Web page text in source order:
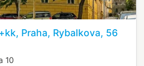
Praha, Rybalkova, 56
10